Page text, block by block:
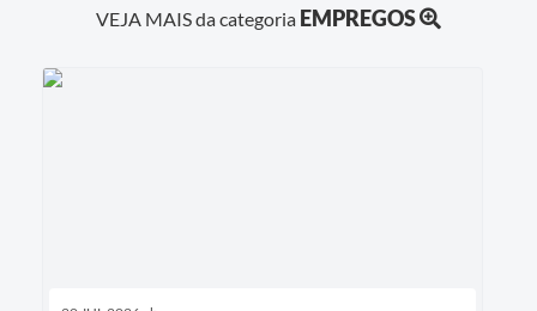
VEJA MAIS da categoria EMPREGOS